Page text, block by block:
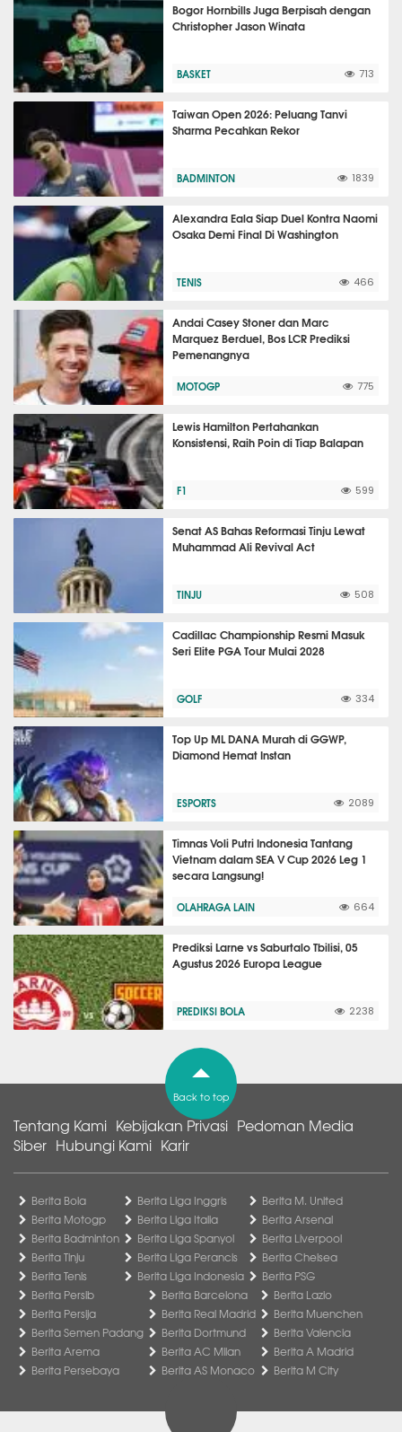
Bogor Hornbills Juga Berpisah dengan
Christopher Jason Winata
BASKET 713
Taiwan Open 2026: Peluang Tanvi
Sharma Pecahkan Rekor
BADMINTON 1839
Alexandra Eala Siap Duel Kontra Naomi
Osaka Demi Final Di Washington
TENIS 466
Andai Casey Stoner dan Marc
Marquez Berduel, Bos LCR Prediksi
Pemenangnya
MOTOGP 775
Lewis Hamilton Pertahankan
Konsistensi, Raih Poin di Tiap Balapan
F1 599
Senat AS Bahas Reformasi Tinju Lewat
Muhammad Ali Revival Act
TINJU 508
Cadillac Championship Resmi Masuk
Seri Elite PGA Tour Mulai 2028
GOLF 334
Top Up ML DANA Murah di GGWP,
Diamond Hemat Instan
ESPORTS 2089
Timnas Voli Putri Indonesia Tantang
Vietnam dalam SEA V Cup 2026 Leg 1
secara Langsung!
OLAHRAGA LAIN 664
Prediksi Larne vs Saburtalo Tbilisi, 05
Agustus 2026 Europa League
PREDIKSI BOLA 2238
Back to top
Tentang Kami Kebijakan Privasi Pedoman Media
Siber Hubungi Kami Karir
Berita Bola
Berita Motogp
Berita Badminton
Berita Tinju
Berita Tenis
Berita Liga Inggris
Berita Liga Italia
Berita Liga Spanyol
Berita Liga Perancis
Berita Liga Indonesia
Berita M. United
Berita Arsenal
Berita Liverpool
Berita Chelsea
Berita PSG
Berita Persib
Berita Persija
Berita Semen Padang
Berita Arema
Berita Persebaya
Berita Barcelona
Berita Real Madrid
Berita Dortmund
Berita AC Milan
Berita AS Monaco
Berita Lazio
Berita Muenchen
Berita Valencia
Berita A Madrid
Berita M City